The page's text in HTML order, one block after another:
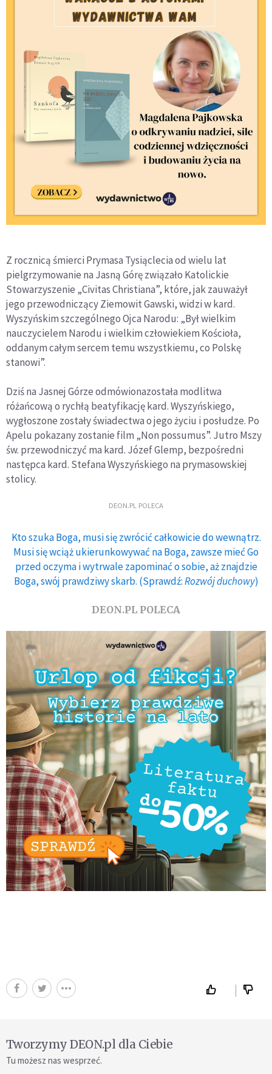
Z rocznicą śmierci Prymasa Tysiąclecia od wielu lat
pielgrzymowanie na Jasną Górę związało Katolickie
Stowarzyszenie „Civitas Christiana”, które, jak zauważył
jego przewodniczący Ziemowit Gawski, widzi w kard.
Wyszyńskim szczególnego Ojca Narodu: „Był wielkim
nauczycielem Narodu i wielkim człowiekiem Kościoła,
oddanym całym sercem temu wszystkiemu, co Polskę
stanowi”.
Dziś na Jasnej Górze odmówionazostała modlitwa
różańcową o rychłą beatyfikację kard. Wyszyńskiego,
wygłoszone zostały świadectwa o jego życiu i posłudze. Po
Apelu pokazany zostanie film „Non possumus”. Jutro Mszy
św. przewodniczyć ma kard. Józef Glemp, bezpośredni
następca kard. Stefana Wyszyńskiego na prymasowskiej
stolicy.
DEON.PL POLECA
Kto szuka Boga, musi się zwrócić całkowicie do wewnątrz.
Musi się wciąż ukierunkowywać na Boga, zawsze mieć Go
przed oczyma i wytrwale zapominać o sobie, aż znajdzie
Boga, swój prawdziwy skarb. (Sprawdź:Rozwój duchowy)
DEON.PL POLECA
Tworzymy DEON.pl dla Ciebie
Tu możesz nas wesprzeć.